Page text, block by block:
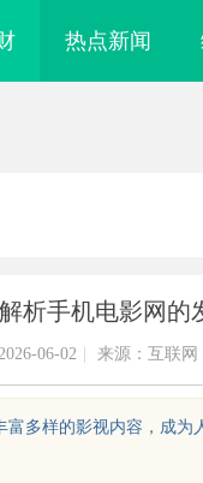
热点新闻
析手机电影网的
06-02 来源：互联网
多样的影视内容，成